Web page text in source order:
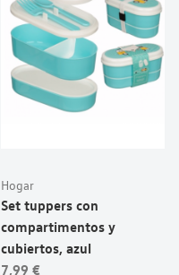
Hogar
Set tuppers con
compartimentos y
cubiertos, azul
7,99 €